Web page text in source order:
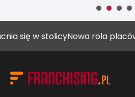
w stolicyNowa rola placówek